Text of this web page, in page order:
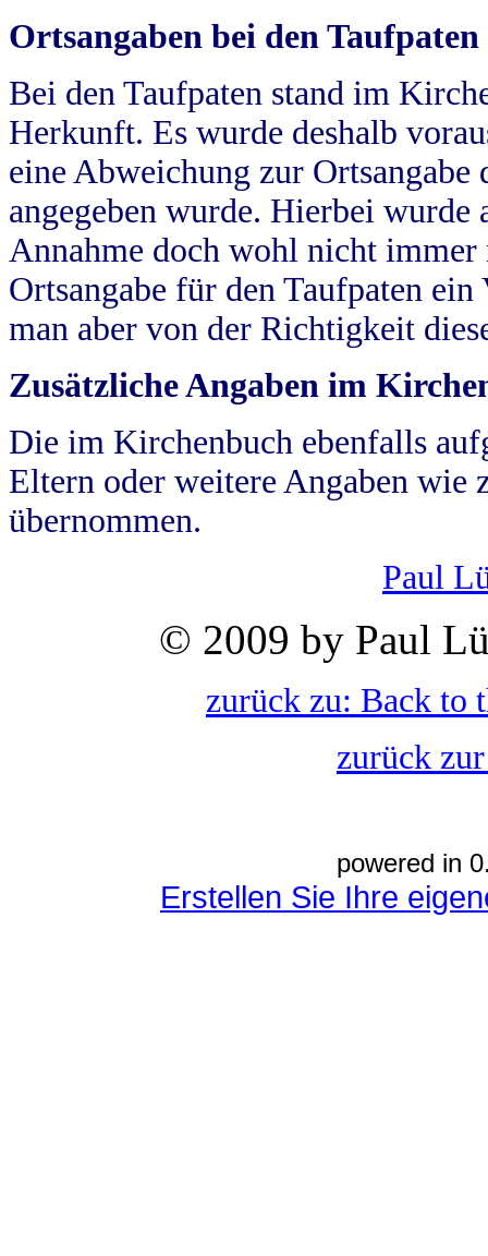
Ortsangaben bei den Taufpaten
Bei den Taufpaten stand im
Herkunft. Es wurde deshalb
eine Abweichung zur
angegeben wurde. Hierbei wurde
Annahme doch wohl nicht
Ortsangabe für den Taufpaten
man aber von der Richtigkeit
Zusätzliche Angaben im
Die im Kirchenbuch ebenfalls
Eltern oder weitere Angaben wie
übernommen.
Paul
© 2009 by Paul
zurück zu: Back to
zurück
powered in
Erstellen Sie Ihre